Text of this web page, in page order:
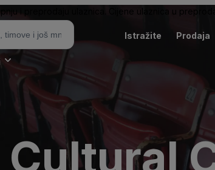
i preprodaju ulaznica. Cijene ulaznica u
Istražite Prodaja